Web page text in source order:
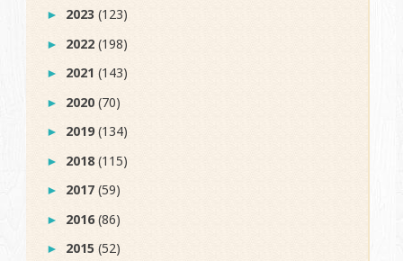
► 2023(123)
► 2022(198)
► 2021(143)
► 2020(70)
► 2019(134)
► 2018(115)
► 2017(59)
► 2016(86)
► 2015(52)